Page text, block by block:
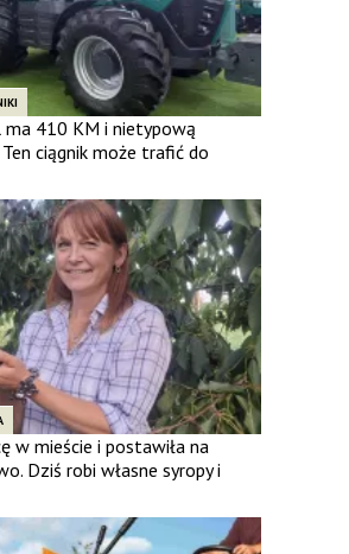
410 KM i nietypową
Ten ciągnik może trafić do
w mieście i postawiła na
Dziś robi własne syropy i